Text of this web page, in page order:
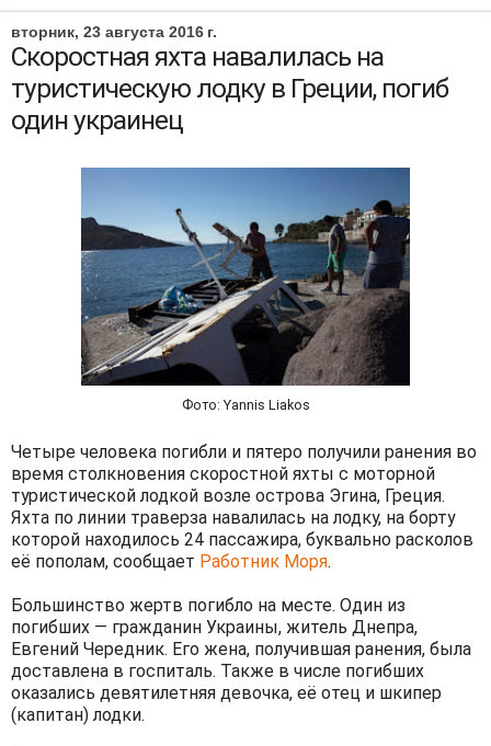
вторник, 23 августа 2016 г.
Скоростная яхта навалилась на
туристическую лодку в Греции, погиб
один украинец
Фото: Yannis Liakos
Четыре человека погибли и пятеро получили ранения во
время столкновения скоростной яхты с моторной
туристической лодкой возле острова Эгина, Греция.
Яхта по линии траверза навалилась на лодку, на борту
которой находилось 24 пассажира, буквально расколов
её пополам, сообщает Работник Моря.
Большинство жертв погибло на месте. Один из
погибших — гражданин Украины, житель Днепра,
Евгений Чередник. Его жена, получившая ранения, была
доставлена в госпиталь. Также в числе погибших
оказались девятилетняя девочка, её отец и шкипер
(капитан) лодки.